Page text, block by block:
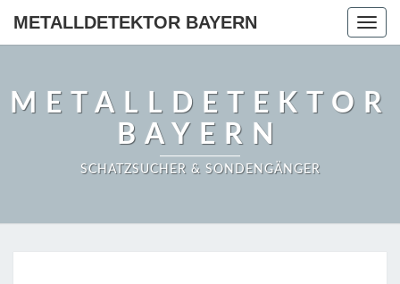
METALLDETEKTOR BAYERN
METALLDETEKTOR
BAYERN
SCHATZSUCHER & SONDENGÄNGER